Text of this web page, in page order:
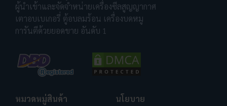
ผู้นำเข้าและจัดจำหน่ายเครื่องซีลสูญญากาศ
เตาอบเบเกอรี่ ตู้อบลมร้อน เครื่องบดหมู
การันตีด้วยยอดขาย อันดับ 1
หมวดหมู่สินค้า
นโยบาย